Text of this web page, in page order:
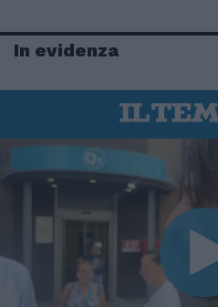
In evidenza